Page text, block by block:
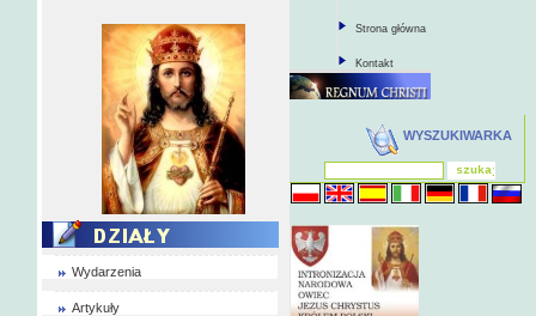
Wydarzenia
Artykuły
Strona główna
Kontakt
WYSZUKIWARKA